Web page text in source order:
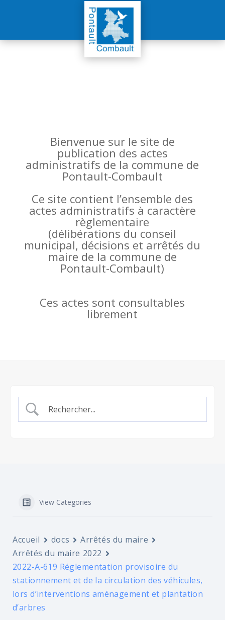
Bienvenue sur le site de
publication des actes
administratifs de la commune de
Pontault-Combault
Ce site contient l’ensemble des
actes administratifs à caractère
règlementaire
(délibérations du conseil
municipal, décisions et arrêtés du
maire de la commune de
Pontault-Combault)
Ces actes sont consultables
librement
View Categories
Accueil docs
Arrêtés du maire
Arrêtés du maire 2022
2022-A-619 Réglementation provisoire du
stationnement et de la circulation des véhicules,
lors d’interventions aménagement et plantation
d’arbres